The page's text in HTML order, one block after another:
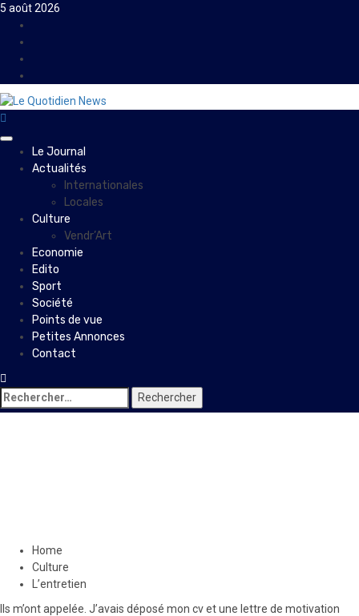
Skip
content
5 août 2026
PrimaryLe Journal
Actualités
Internationales
Locales
Culture
Vendr’Art
Economie
Edito
Sport
Société
Points de vue
Petites Annonces
Contact
Rechercher :
Home
Culture
L’entretien
Ils m’ont appelée. J’avais déposé mon cv et une lettre de motivation